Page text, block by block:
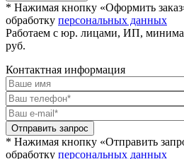
* Нажимая кнопку «Оформить
обработку персональных данных
Работаем с юр. лицами, ИП,
руб.
Контактная информация
Отправить запрос
* Нажимая кнопку «Отправить
обработку персональных данных